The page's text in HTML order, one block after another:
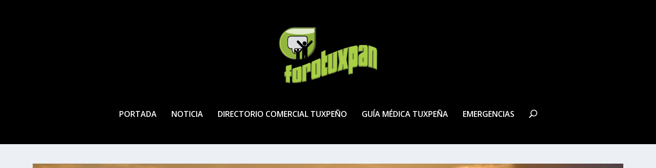
PORTADA NOTICIA DIRECTORIO COMERCIAL TUXPEÑO GUÍA MÉDICA TUXPEÑA EMERGENCIAS